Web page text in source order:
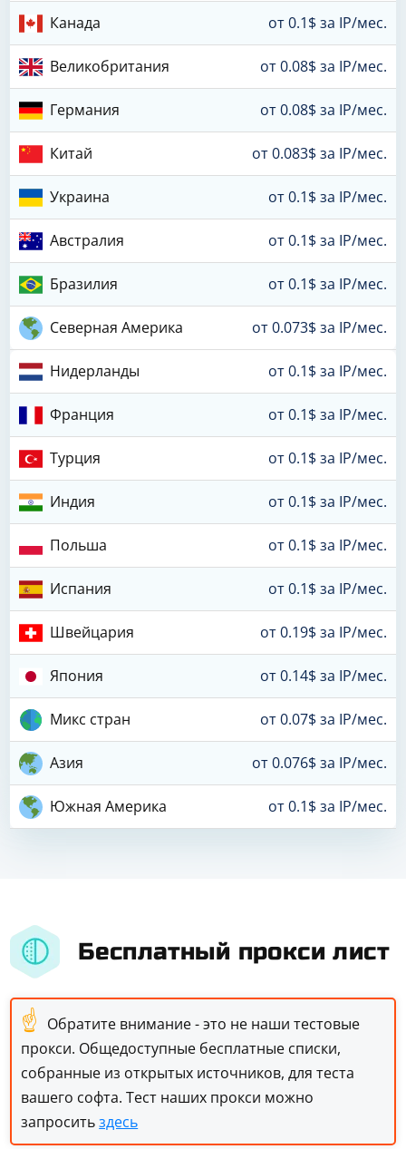
Канада от 0.1$ за IP/мес.
Великобритания от 0.08$ за IP/мес.
Германия от 0.08$ за IP/мес.
Китай от 0.083$ за IP/мес.
Украина от 0.1$ за IP/мес.
Австралия от 0.1$ за IP/мес.
Бразилия от 0.1$ за IP/мес.
Северная Америка от 0.073$ за IP/мес.
Нидерланды от 0.1$ за IP/мес.
Франция от 0.1$ за IP/мес.
Турция от 0.1$ за IP/мес.
Индия от 0.1$ за IP/мес.
Польша от 0.1$ за IP/мес.
Испания от 0.1$ за IP/мес.
Швейцария от 0.19$ за IP/мес.
Япония от 0.14$ за IP/мес.
Микс стран от 0.07$ за IP/мес.
Азия от 0.076$ за IP/мес.
Южная Америка от 0.1$ за IP/мес.
Бесплатный прокси лист
☝ Обратите внимание - это не наши тестовые
прокси. Общедоступные бесплатные списки,
собранные из открытых источников, для теста
вашего софта. Тест наших прокси можно
запроситьздесь